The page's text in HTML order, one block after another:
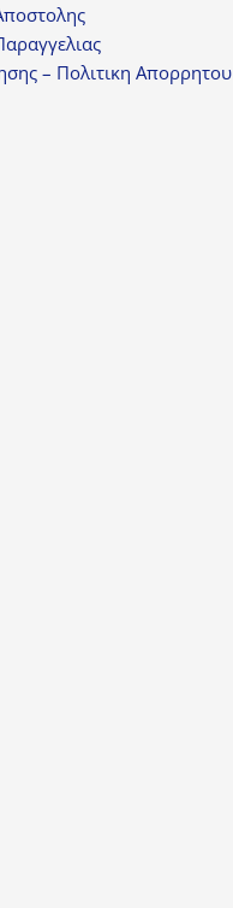
– Πολιτικη Απορρητου